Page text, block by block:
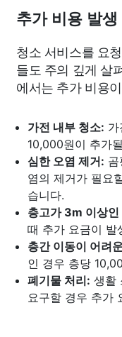
추가 비용 발
청소 서비스를 요
들도 주의 깊게 살
에서는 추가 비용
가전 내부 청소:
10,000원이 추가
심한 오염 제거:
염의 제거가 필요
습니다.
층고가 3m 이상인
때 추가 요금이 발
층간 이동이 어려
인 경우 층당
폐기물 처리: 생활
요구할 경우 추가